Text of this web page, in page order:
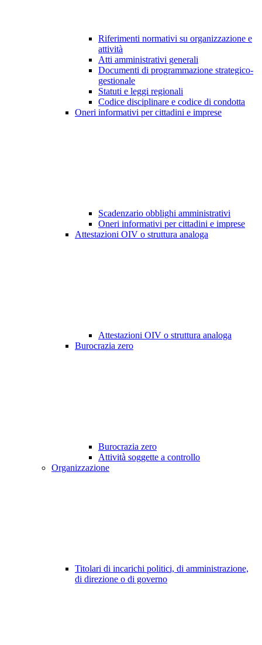
Riferimenti normativi su organizzazione e
attività
Atti amministrativi generali
Documenti di programmazione strategico-
gestionale
Statuti e leggi regionali
Codice disciplinare e codice di condotta
Oneri informativi per cittadini e imprese
Scadenzario obblighi amministrativi
Oneri informativi per cittadini e imprese
Attestazioni OIV o struttura analoga
Attestazioni OIV o struttura analoga
Burocrazia zero
Burocrazia zero
Attività soggette a controllo
Organizzazione
Titolari di incarichi politici, di amministrazione,
di direzione o di governo